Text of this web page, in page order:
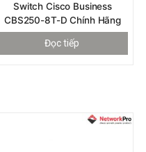
Switch Cisco Business
CBS250-8T-D Chính Hãng
Đọc tiếp